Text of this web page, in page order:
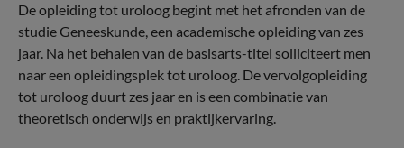
De opleiding tot uroloog begint met het afronden van de
studie Geneeskunde, een academische opleiding van zes
jaar. Na het behalen van de basisarts-titel solliciteert men
naar een opleidingsplek tot uroloog. De vervolgopleiding
tot uroloog duurt zes jaar en is een combinatie van
theoretisch onderwijs en praktijkervaring.